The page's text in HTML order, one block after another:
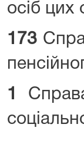
осіб цих
173
1